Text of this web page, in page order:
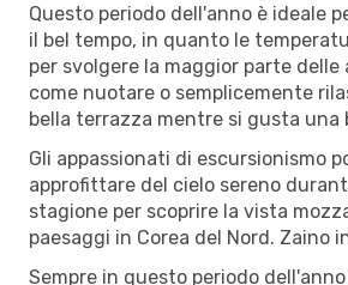
Questo periodo dell'anno è ideale
il bel tempo, in quanto le
per svolgere la maggior parte
come nuotare o semplicemente
bella terrazza mentre si gusta una
Gli appassionati di escursionismo
approfittare del cielo sereno
stagione per scoprire la vista
paesaggi in Corea del Nord. Zaino
Sempre in questo periodo